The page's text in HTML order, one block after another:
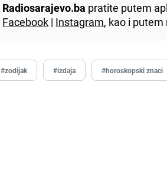
Radiosarajevo.ba pratite putem
Facebook | Instagram, kao i
#zodijak #izdaja #horoskopski znaci